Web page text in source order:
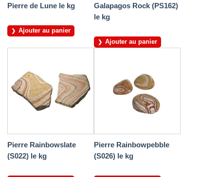
Pierre de Lune le kg
Ajouter au panier
Galapagos Rock (PS162)
le kg
Ajouter au panier
Pierre Rainbowslate
(S022) le kg
Pierre Rainbowpebble
(S026) le kg